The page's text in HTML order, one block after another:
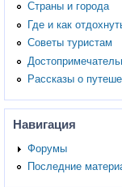
Страны и города
Где и как
Советы туристам
Рассказы о
Навигация
Форумы
Последние